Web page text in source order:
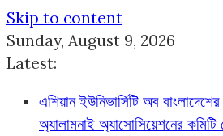
Skip to content
Sunday, August 9, 2026
Latest:
এশিয়ান ইউনিভার্সিটি অব
অ্যালামনাই অ্যাসোসিয়েশনের কমিটি